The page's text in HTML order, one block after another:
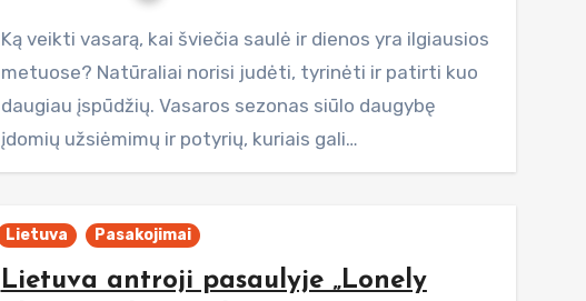
Ką veikti vasarą, kai šviečia saulė ir dienos yra ilgiausios
metuose? Natūraliai norisi judėti, tyrinėti ir patirti kuo
daugiau įspūdžių. Vasaros sezonas siūlo daugybę
įdomių užsiėmimų ir potyrių, kuriais gali…
Lietuva Pasakojimai
Lietuva antroji pasaulyje „Lonely